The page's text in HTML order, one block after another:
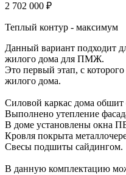
2 702 000 ₽
Теплый контур - максимум
Данный вариант подходит
жилого дома для ПМЖ.
Это первый этап, с которого
жилого дома.
Силовой каркас дома
Выполнено утепление
В доме установлены окна
Кровля покрыта
Свесы подшиты сайдингом.
В данную комплектацию